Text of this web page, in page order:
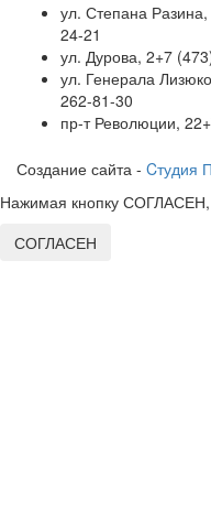
ул. Степана Разина,
24-21
ул. Дурова, 2+7
ул. Генерала
262-81-30
пр-т Революции, 22
Создание сайта - Cтудия
Нажимая кнопку СОГЛАСЕН,
СОГЛАСЕН